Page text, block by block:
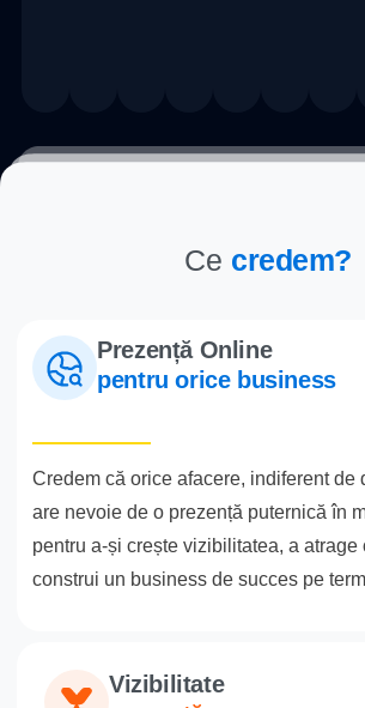
Ce credem?
Prezență Online
pentru orice business
Credem că orice afacere, indiferent de
are nevoie de o prezență puternică în
pentru a-și crește vizibilitatea, a atrage
construi un business de succes pe
Vizibilitate